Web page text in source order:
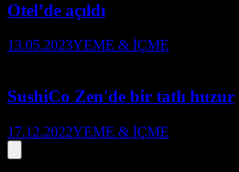
Otel’de açıldı
13.05.2023YEME & İÇME
SushiCo Zen'de bir tatlı huzur
17.12.2022YEME & İÇME